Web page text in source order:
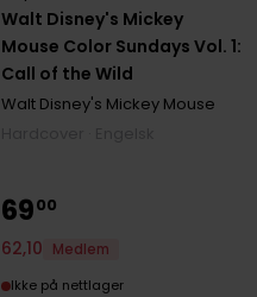
Walt Disney's Mickey
Mouse Color Sundays Vol. 1:
Call of the Wild
Walt Disney's Mickey Mouse
6900
62,10
Medlem
Ikke på nettlager